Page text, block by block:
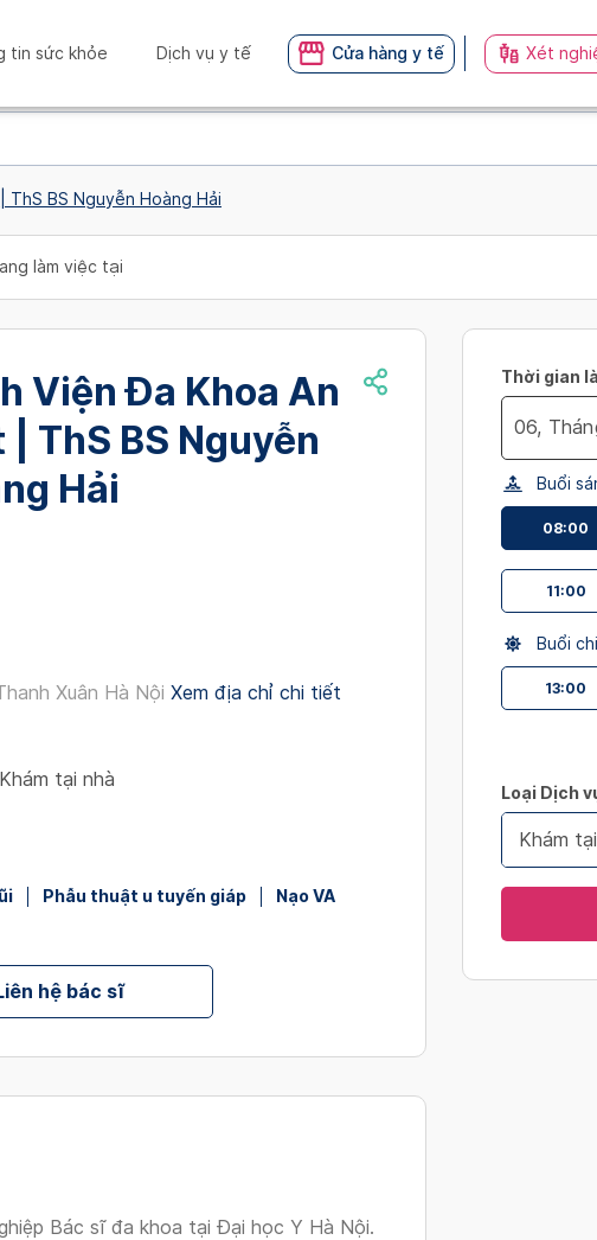
tin sức khỏe Dịch vụ y tế Cửa hàng y tế Xét
ThS BS Nguyễn Hoàng Hải
làm việc tại
Viện Đa Khoa An
ThS BS Nguyễn
Hải
Xuân Hà Nội Xem địa chỉ chi tiết
Khám tại nhà
Phẫu thuật u tuyến giáp
Nạo VA
hệ bác sĩ
Bác sĩ đa khoa tại Đại học Y Hà Nội.
Thời gian
Navigate
forward
interact
with
calendar
and
select
a
the
question
key
get
Buổi
08:00
11:00
Buổi
13:00
Loại Dịch
Khám